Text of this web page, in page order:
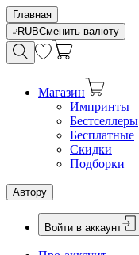
Главная
RUBСменить валюту
Магазин
Импринты
Бестселлеры
Бесплатные
Скидки
Подборки
Автору
Войти в аккаунт